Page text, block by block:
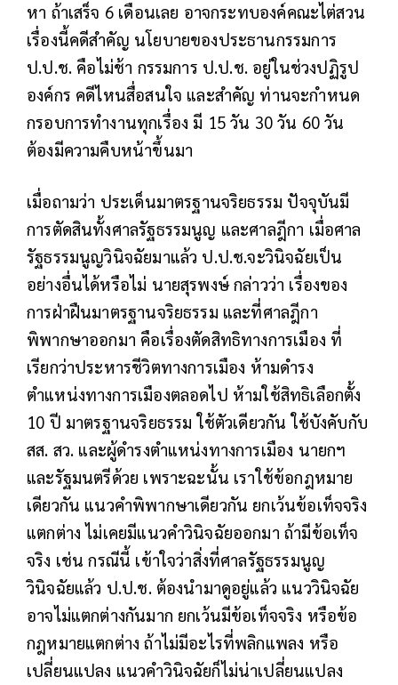
หา ถ้าเสร็จ 6 เดือนเลย อาจกระทบองค์คณะไต่สวน
เรื่องนี้คดีสำคัญ นโยบายของประธานกรรมการ
ป.ป.ช. คือไม่ช้า กรรมการ ป.ป.ช. อยู่ในช่วงปฏิรูป
องค์กร คดีไหนสื่อสนใจ และสำคัญ ท่านจะกำหนด
กรอบการทำงานทุกเรื่อง มี 15 วัน 30 วัน 60 วัน
ต้องมีความคืบหน้าขึ้นมา
เมื่อถามว่า ประเด็นมาตรฐานจริยธรรม ปัจจุบันมี
การตัดสินทั้งศาลรัฐธรรมนูญ และศาลฎีกา เมื่อศาล
รัฐธรรมนูญวินิจฉัยมาแล้ว ป.ป.ช.จะวินิจฉัยเป็น
อย่างอื่นได้หรือไม่ นายสุรพงษ์ กล่าวว่า เรื่องของ
การฝ่าฝืนมาตรฐานจริยธรรม และที่ศาลฎีกา
พิพากษาออกมา คือเรื่องตัดสิทธิทางการเมือง ที่
เรียกว่าประหารชีวิตทางการเมือง ห้ามดำรง
ตำแหน่งทางการเมืองตลอดไป ห้ามใช้สิทธิเลือกตั้ง
10 ปี มาตรฐานจริยธรรม ใช้ตัวเดียวกัน ใช้บังคับกับ
สส. สว. และผู้ดำรงตำแหน่งทางการเมือง นายกฯ
และรัฐมนตรีด้วย เพราะฉะนั้น เราใช้ข้อกฎหมาย
เดียวกัน แนวคำพิพากษาเดียวกัน ยกเว้นข้อเท็จจริง
แตกต่าง ไม่เคยมีแนวคำวินิจฉัยออกมา ถ้ามีข้อเท็จ
จริง เช่น กรณีนี้ เข้าใจว่าสิ่งที่ศาลรัฐธรรมนูญ
วินิจฉัยแล้ว ป.ป.ช. ต้องนำมาดูอยู่แล้ว แนววินิจฉัย
อาจไม่แตกต่างกันมาก ยกเว้นมีข้อเท็จจริง หรือข้อ
กฎหมายแตกต่าง ถ้าไม่มีอะไรที่พลิกแพลง หรือ
เปลี่ยนแปลง แนวคำวินิจฉัยก็ไม่น่าเปลี่ยนแปลง